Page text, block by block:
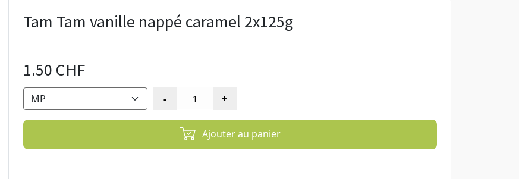
Tam Tam vanille nappé caramel 2x125g
1.50 CHF
Ajouter au panier